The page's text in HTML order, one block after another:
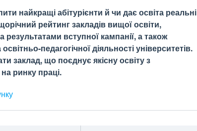
найкращі абітурієнти й чи дає освіта реальні
рейтинг закладів вищої освіти,
вступної кампанії, а також
педагогічної діяльності університетів.
заклад, що поєднує якісну освіту з
ринку праці.